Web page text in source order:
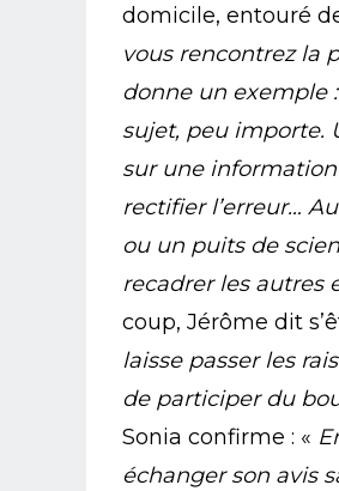
domicile, entouré
vous rencontrez la
donne un exemple
sujet, peu importe.
sur une
rectifier l’erreur…
ou un puits de
recadrer les autres
coup, Jérôme dit
laisse passer les
de participer du
Sonia confirme : «
échanger son avis